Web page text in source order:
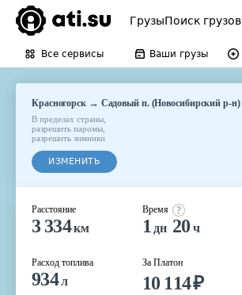
ГрузыПоиск грузов
Все сервисы Ваши грузы
Красногорск→ Садовый п. (Новосибирский р-н)
В пределах страны
разрешить паромы
разрешить зимники
ИЗМЕНИТЬ
Расстояние
3 334км
Расход топлива
934л
Время
1 дн 20 ч
За Платон
10 114₽